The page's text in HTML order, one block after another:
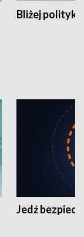
Bliżej polityki
Jedź